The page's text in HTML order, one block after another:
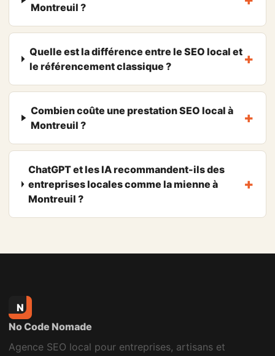
Montreuil ?
Quelle est la différence entre le SEO local et
le référencement classique ?
Combien coûte une prestation SEO local à
Montreuil ?
ChatGPT et les IA recommandent-ils des
entreprises locales comme la mienne à
Montreuil ?
N
No Code Nomade
Agence SEO local pour entreprises, artisans et